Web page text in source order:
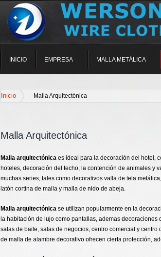
INICIO EMPRESA MALLA METÁLICA
Inicio Malla Arquitectónica
Malla Arquitectónica
Malla arquitectónica es ideal para la decoración del hotel,
hoteles, decoración del techo, la contención de animales y
muchas series, tales como decorativos valla de tela
latón cortina de malla y malla de nido de abeja.
Malla arquitectónica se utilizan popularmente en la
la habitación de lujo como pantallas, ademas
salas de baile, salas de negocios, centro comercial y
de malla de alambre decorativo ofrecen cierta protección,